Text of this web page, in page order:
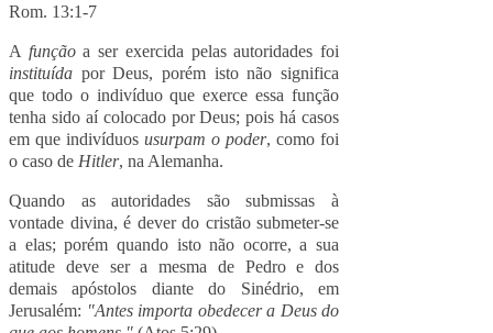
Rom. 13:1-7
A funçãoa ser exercida pelas autoridades foi
instituída por Deus, porém isto não significa
que todo o indivíduo que exerce essa função
tenha sido aí colocado por Deus; pois há casos
em que indivíduos usurpam o poder, como foi
o caso de Hitler, na Alemanha.
Quando as autoridades são submissas à
vontade divina, é dever do cristão submeter-se
a elas; porém quando isto não ocorre, a sua
atitude deve ser a mesma de Pedro e dos
demais apóstolos diante do Sinédrio, em
Jerusalém: "Antes importa obedecer a Deus do